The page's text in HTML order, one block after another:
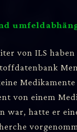
von ILS
von einem
war, hatte er